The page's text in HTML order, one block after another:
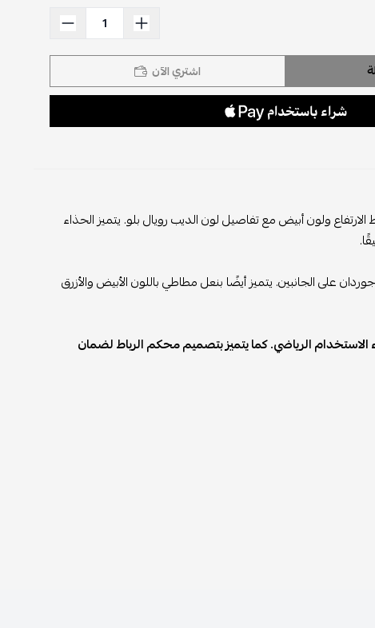
اشتري الآن
الارتفاع ولون أبيض مع تفاصيل لون الديب رويال بلو. يتميز الحذاء
على الجانبين. يتميز أيضًا بنعل مطاطي باللون الأبيض والأزرق
الاستخدام الرياضي. كما يتميز بتصميم محكم الرباط لضمان